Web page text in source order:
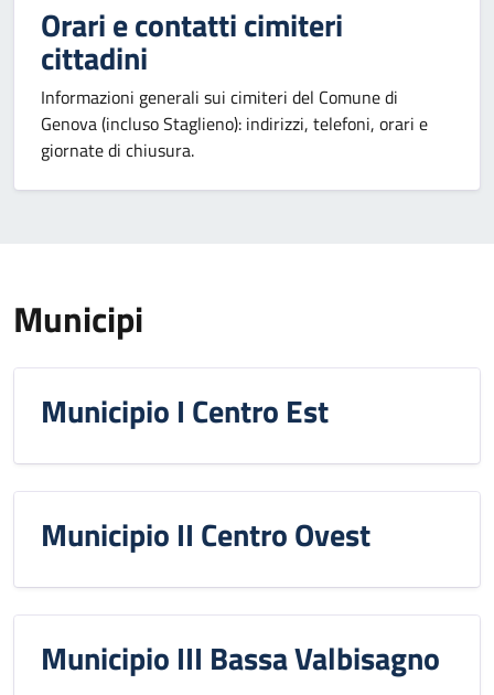
Orari e contatti cimiteri
cittadini
Informazioni generali sui cimiteri del Comune di
Genova (incluso Staglieno): indirizzi, telefoni, orari e
giornate di chiusura.
Municipi
Municipio I Centro Est
Municipio II Centro Ovest
Municipio III Bassa Valbisagno